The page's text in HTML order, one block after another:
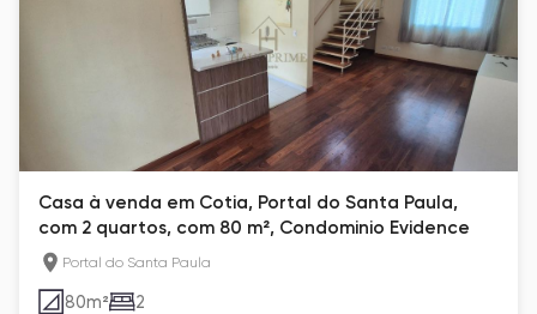
Casa à venda em Cotia, Portal do Santa Paula,
com 2 quartos, com 80 m², Condominio Evidence
Portal do Santa Paula
80m² 2